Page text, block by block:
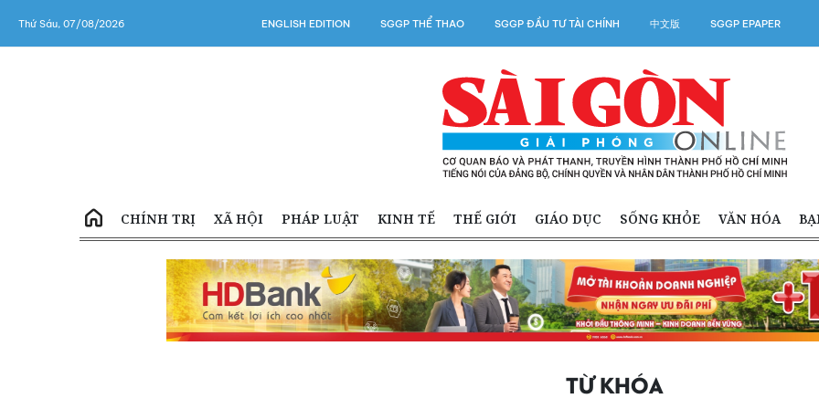
Thứ Sáu, 07/08/2026 ENGLISH EDITION SGGP THỂ THAO SGGP ĐẦU TƯ TÀI CHÍNH 中文版 SGGP EPAPER
CHÍNH TRỊ XÃ HỘI PHÁP LUẬT KINH TẾ THẾ GIỚI GIÁO DỤC SỐNG KHỎE VĂN HÓA
TỪ KHÓA